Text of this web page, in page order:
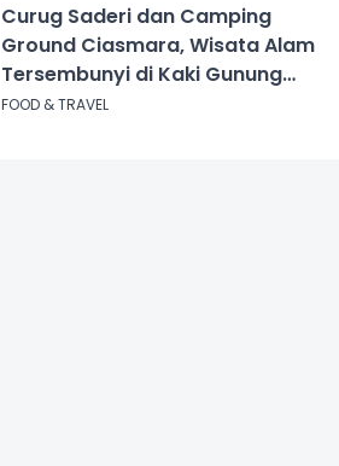
Curug Saderi dan Camping
Ground Ciasmara, Wisata Alam
Tersembunyi di Kaki Gunung
Salak
FOOD & TRAVEL